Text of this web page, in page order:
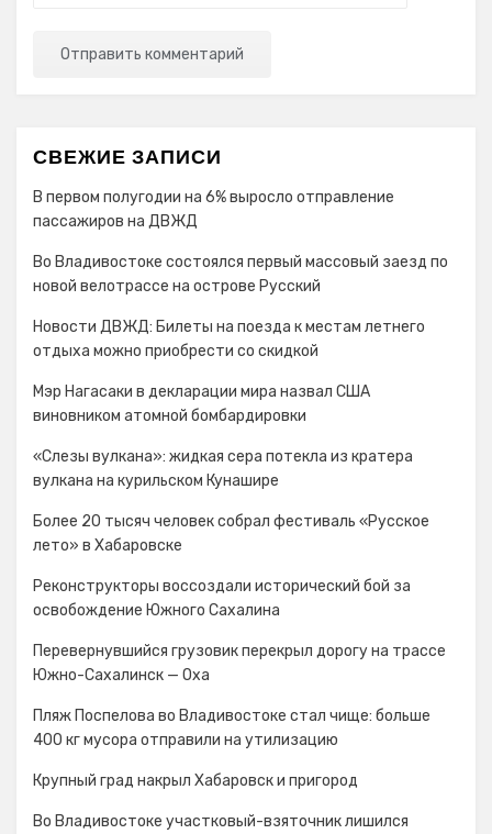
СВЕЖИЕ ЗАПИСИ
В первом полугодии на 6% выросло отправление
пассажиров на ДВЖД
Во Владивостоке состоялся первый массовый заезд по
новой велотрассе на острове Русский
Новости ДВЖД: Билеты на поезда к местам летнего
отдыха можно приобрести со скидкой
Мэр Нагасаки в декларации мира назвал США
виновником атомной бомбардировки
«Слезы вулкана»: жидкая сера потекла из кратера
вулкана на курильском Кунашире
Более 20 тысяч человек собрал фестиваль «Русское
лето» в Хабаровске
Реконструкторы воссоздали исторический бой за
освобождение Южного Сахалина
Перевернувшийся грузовик перекрыл дорогу на трассе
Южно-Сахалинск — Оха
Пляж Поспелова во Владивостоке стал чище: больше
400 кг мусора отправили на утилизацию
Крупный град накрыл Хабаровск и пригород
Во Владивостоке участковый-взяточник лишился